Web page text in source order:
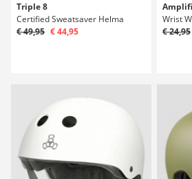
Triple 8
Certified Sweatsaver Helma
€ 49,95 € 44,95
Amplifi
Wrist
€ 24,95